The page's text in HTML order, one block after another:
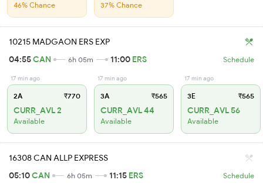
46% Chance 37% Chance
10215 MADGAON ERS EXP
04:55CAN 6h 05m 11:00 ERS Schedule
17 min ago
2A ₹770
CURR_AVL 2
Available
17 min ago
3A ₹565
CURR_AVL 44
Available
17 min ago
3E ₹565
CURR_AVL 56
Available
16308 CAN ALLP EXPRESS
05:10CAN 6h 05m 11:15 ERS Schedule